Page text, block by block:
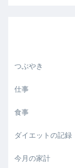
つぶやき
仕事
食事
ダイエットの記録
今月の家計